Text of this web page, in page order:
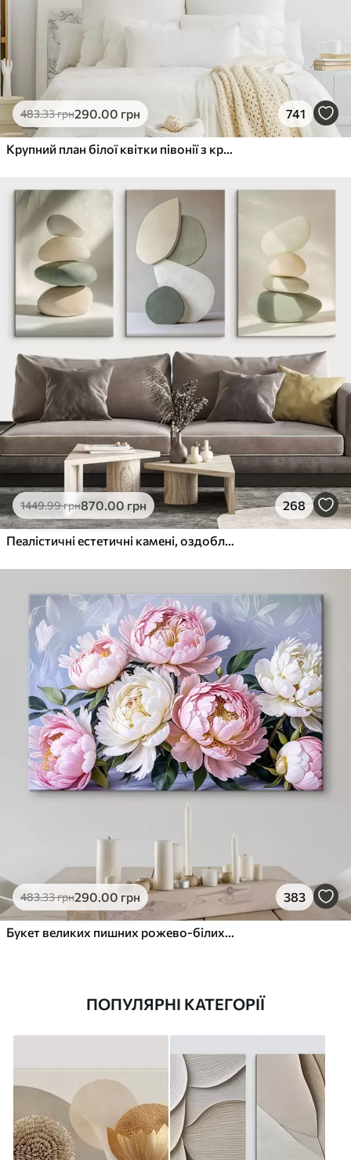
483.33грн290.00 грн 741
Крупний план білої квітки півонії з крапельками води на пелюстках на розмитому фоні
1449.99грн870.00 грн 268
Пеалістичні естетичні камені, оздоблення будинку, природне освітлення
483.33грн290.00 грн 383
Букет великих пишних рожево-білих квітів півонії із зеленим листям на м’якому розмитому фоні
ПОПУЛЯРНІ КАТЕГОРІЇ